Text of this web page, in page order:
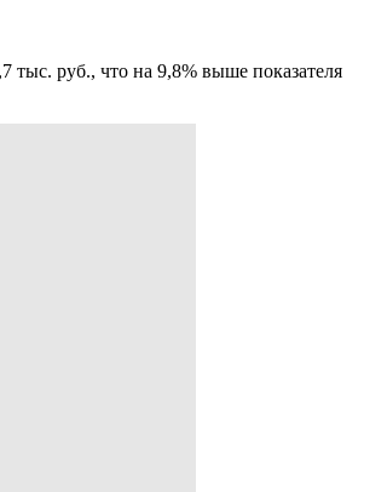
тыс. руб., что на 9,8% выше показателя